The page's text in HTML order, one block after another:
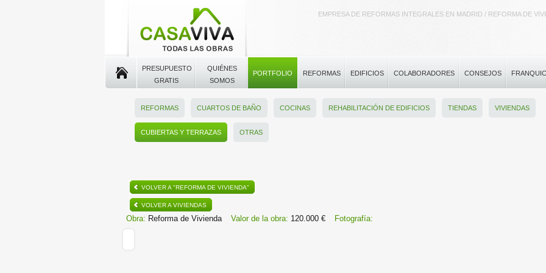
EMPRESA DE REFORMAS INTEGRALES EN MADRID / REFORMA DE
PRESUPUESTO
GRATIS
QUIÉNES
SOMOS
PORTFOLIO REFORMAS EDIFICIOS COLABORADORES CONSEJOS
REFORMAS CUARTOS DE BAÑO COCINAS REHABILITACIÓN DE EDIFICIOS TIENDAS VIVIENDAS
CUBIERTAS Y TERRAZAS OTRAS
VOLVER A "REFORMA DE VIVIENDA"
VOLVER A VIVIENDAS
Obra: Reforma de Vivienda Valor de la obra: 120.000 € Fotografía: